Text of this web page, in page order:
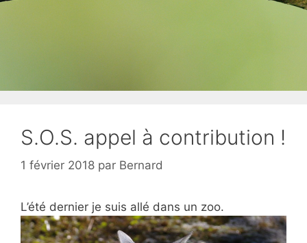
S.O.S. appel à contribution !
1 février 2018 par Bernard
L’été dernier je suis allé dans un zoo.